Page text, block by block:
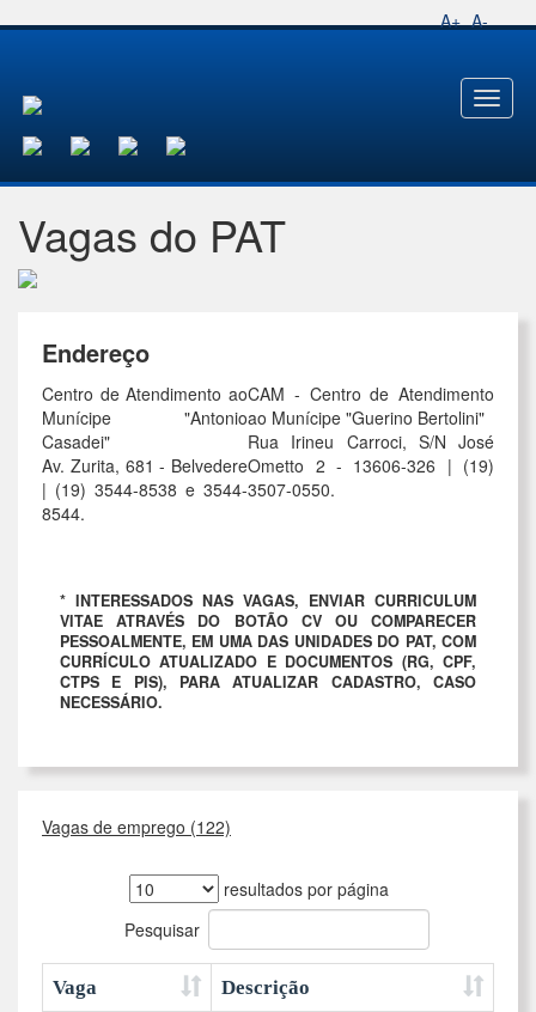
A+ A-
Toggle
Vagas do PAT
Endereço
Centro de Atendimento ao
Munícipe "Antonio
Casadei"
Av. Zurita, 681 - Belvedere
| (19) 3544-8538 e 3544-
8544.
CAM - Centro de Atendimento
ao Munícipe "Guerino Bertolini"
Rua Irineu Carroci, S/N José
Ometto 2 - 13606-326 | (19)
3507-0550.
* INTERESSADOS NAS VAGAS, ENVIAR CURRICULUM
VITAE ATRAVÉS DO BOTÃO CV OU COMPARECER
PESSOALMENTE, EM UMA DAS UNIDADES DO PAT, COM
CURRÍCULO ATUALIZADO E DOCUMENTOS (RG, CPF,
CTPS E PIS), PARA ATUALIZAR CADASTRO, CASO
NECESSÁRIO.
Vagas de emprego (122)
resultados por página
Pesquisar
Vaga Descrição